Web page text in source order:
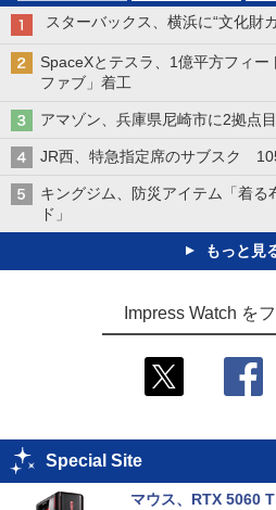
スターバックス、横浜に“文化財
SpaceXとテスラ、1億平方フィ
ファブ」着工
アマゾン、兵庫県尼崎市に2拠点
JR西、特急指定席のサブスク
キングジム、防災アイテム「着る
ド」
もっと見
Impress Watch を
Special Site
マウス、RTX 5060